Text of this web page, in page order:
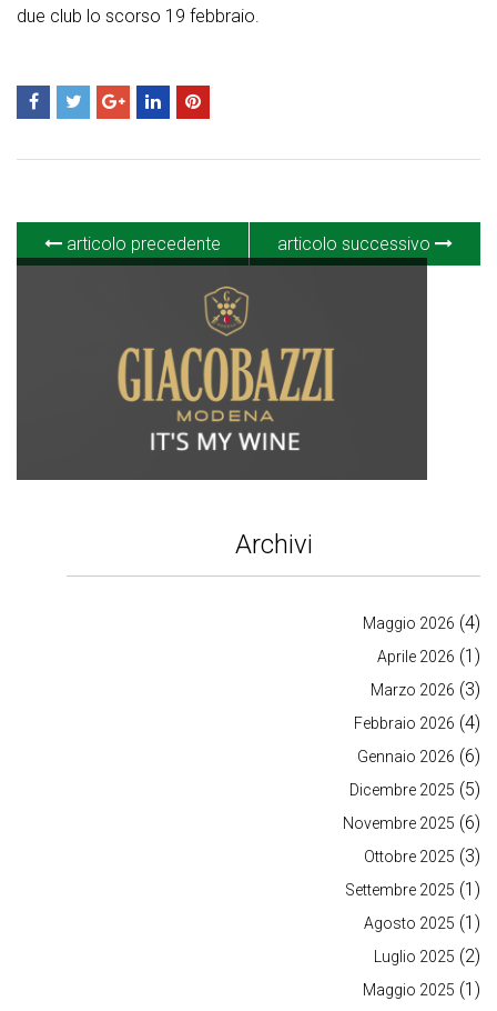
due club lo scorso 19 febbraio.
articolo precedente articolo successivo
Archivi
Maggio 2026 (4)
Aprile 2026 (1)
Marzo 2026 (3)
Febbraio 2026 (4)
Gennaio 2026 (6)
Dicembre 2025 (5)
Novembre 2025 (6)
Ottobre 2025 (3)
Settembre 2025 (1)
Agosto 2025 (1)
Luglio 2025 (2)
Maggio 2025 (1)